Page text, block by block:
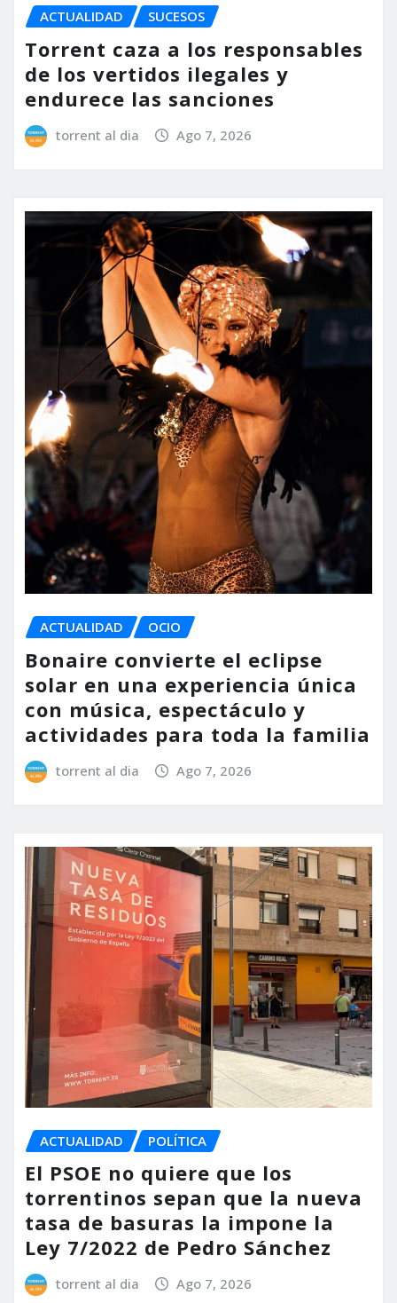
ACTUALIDAD SUCESOS
Torrent caza a los responsables
de los vertidos ilegales y
endurece las sanciones
torrent al dia Ago 7, 2026
ACTUALIDAD OCIO
Bonaire convierte el eclipse
solar en una experiencia única
con música, espectáculo y
actividades para toda la familia
torrent al dia Ago 7, 2026
ACTUALIDAD POLÍTICA
El PSOE no quiere que los
torrentinos sepan que la nueva
tasa de basuras la impone la
Ley 7/2022 de Pedro Sánchez
torrent al dia Ago 7, 2026